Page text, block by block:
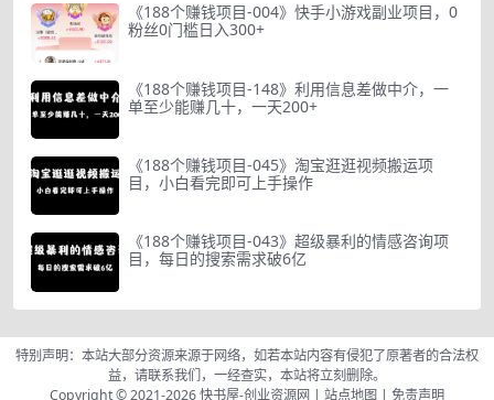
《188个赚钱项目-004》快手小游戏副业项目，0
粉丝0门槛日入300+
《188个赚钱项目-148》利用信息差做中介，一
单至少能赚几十，一天200+
《188个赚钱项目-045》淘宝逛逛视频搬运项
目，小白看完即可上手操作
《188个赚钱项目-043》超级暴利的情感咨询项
目，每日的搜索需求破6亿
特别声明：本站大部分资源来源于网络，如若本站内容有侵犯了原著者的合法权
益，请联系我们，一经查实，本站将立刻删除。
Copyright © 2021-2026快书屋-创业资源网 | 站点地图 | 免责声明